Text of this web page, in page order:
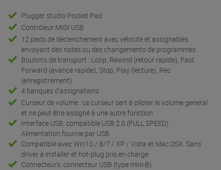
Plugger studio Pocket Pad
Contrôleur MIDI USB
12 pads de déclenchement avec vélocité et assignables
envoyant des notes ou des changements de programmes
Boutons de transport : Loop, Rewind (retour rapide), Fast
Forward (avance rapide), Stop, Play (lecture), Rec
(enregistrement)
4 banques d’assignations
Curseur de volume : ce curseur sert à piloter le volume general
et ne peut être assigné à une autre fonction
Interface USB, compatible USB 2.0 (FULL SPEED).
Alimentation fournie par USB
Compatible avec Win10 / 8/7 / XP / Vista et Mac OSX. Sans
driver à installer et hot-plug pris en charge
Connecteurs: connecteur USB (type mini-B)